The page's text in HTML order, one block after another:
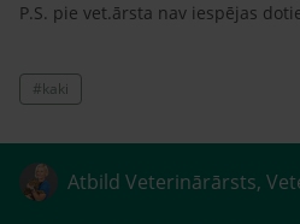
P.S. pie vet.ārsta nav iespējas
#kaki
Atbild Veterinārārsts,